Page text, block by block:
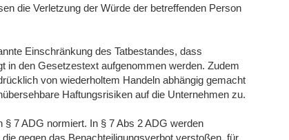
die Verletzung der Würde der betreffenden Person
Einschränkung des Tatbestandes, dass
in den Gesetzestext aufgenommen werden. Zudem
von wiederholtem Handeln abhängig gemacht
Haftungsrisiken auf die Unternehmen zu.
7 ADG normiert. In § 7 Abs 2 ADG werden